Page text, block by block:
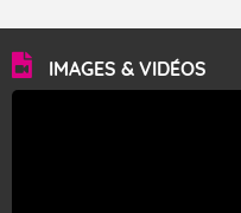
IMAGES & VIDÉOS